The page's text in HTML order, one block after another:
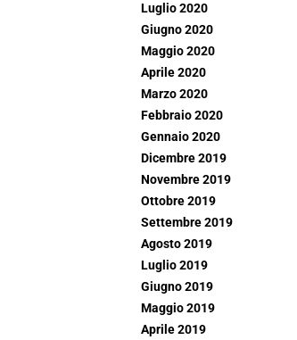
Luglio 2020
Giugno 2020
Maggio 2020
Aprile 2020
Marzo 2020
Febbraio 2020
Gennaio 2020
Dicembre 2019
Novembre 2019
Ottobre 2019
Settembre 2019
Agosto 2019
Luglio 2019
Giugno 2019
Maggio 2019
Aprile 2019